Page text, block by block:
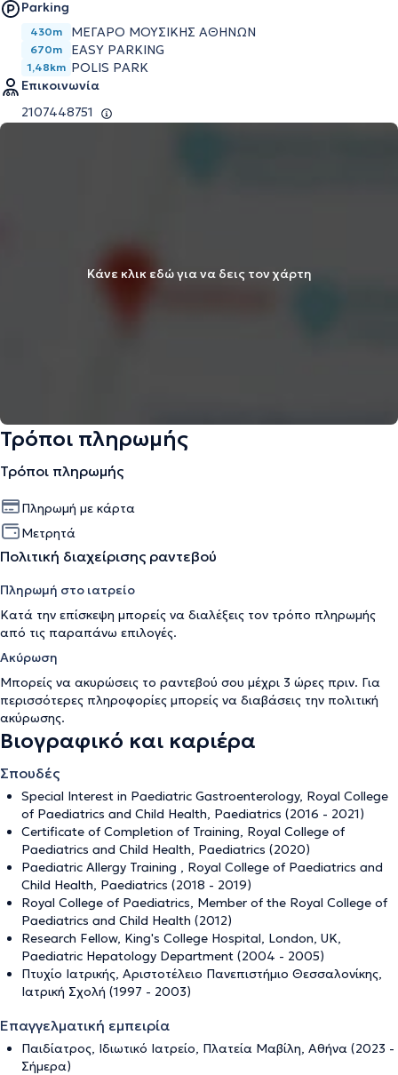
Parking
430m ΜΕΓΆΡΟ ΜΟΥΣΙΚΉΣ ΑΘΗΝΏΝ
670m EASY PARKING
1,48km POLIS PARK
Επικοινωνία
2107448751
Κάνε κλικ εδώ για να δεις τον χάρτη
Τρόποι πληρωμής
Τρόποι πληρωμής
Πληρωμή με κάρτα
Μετρητά
Πολιτική διαχείρισης ραντεβού
Πληρωμή στο ιατρείο
Κατά την επίσκεψη μπορείς να διαλέξεις τον τρόπο πληρωμής
από τις παραπάνω επιλογές.
Ακύρωση
Μπορείς να ακυρώσεις το ραντεβού σου μέχρι 3 ώρες πριν. Για
περισσότερες πληροφορίες μπορείς να διαβάσεις την πολιτική
ακύρωσης.
Βιογραφικό και καριέρα
Σπουδές
Special Interest in Paediatric Gastroenterology, Royal College
of Paediatrics and Child Health, Paediatrics (2016 - 2021)
Certificate of Completion of Training, Royal College of
Paediatrics and Child Health, Paediatrics (2020)
Paediatric Allergy Training , Royal College of Paediatrics and
Child Health, Paediatrics (2018 - 2019)
Royal College of Paediatrics, Member of the Royal College of
Paediatrics and Child Health (2012)
Research Fellow, King's College Hospital, London, UK,
Paediatric Hepatology Department (2004 - 2005)
Πτυχίο Ιατρικής, Αριστοτέλειο Πανεπιστήμιο Θεσσαλονίκης,
Ιατρική Σχολή (1997 - 2003)
Επαγγελματική εμπειρία
Παιδίατρος, Ιδιωτικό Ιατρείο, Πλατεία Μαβίλη, Αθήνα (2023 -
Σήμερα)